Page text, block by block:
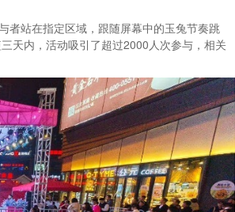
者站在指定区域，跟随屏幕中的玉兔节奏跳
天内，活动吸引了超过2000人次参与，相关